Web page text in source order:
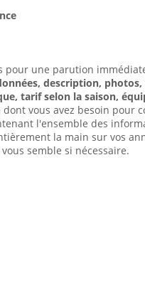
pour une parution
description,
tarif selon la saison,
dont vous avez besoin pour
l'ensemble des
la main sur vos
semble si nécessaire.